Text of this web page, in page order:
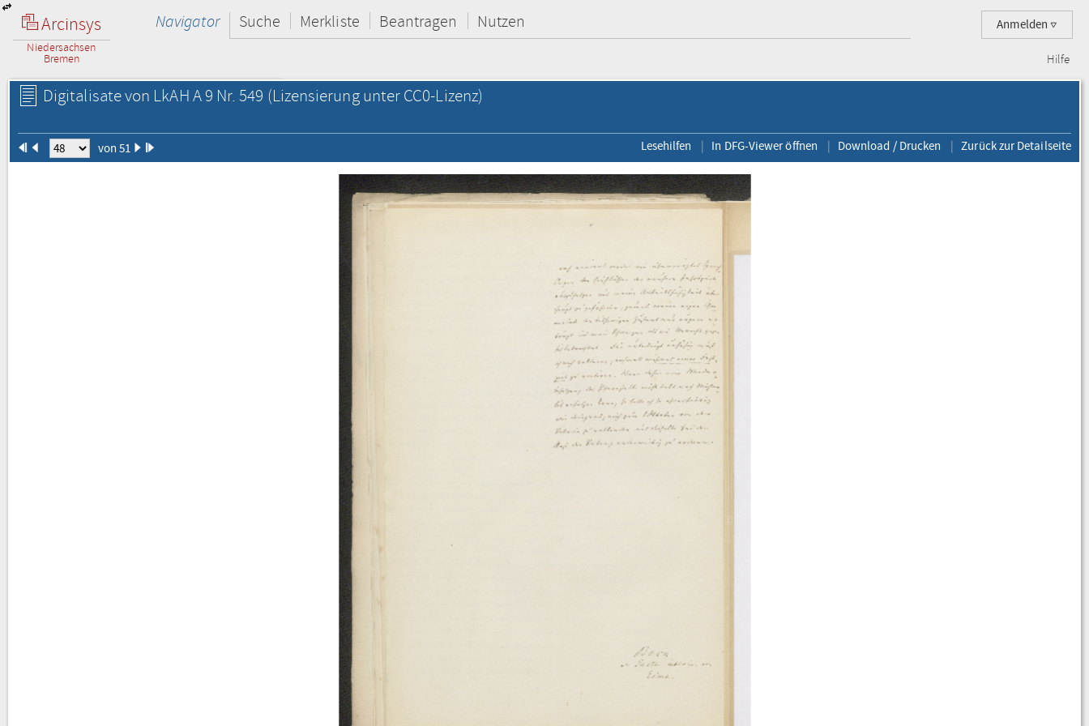
Arcinsys
Niedersachsen
Bremen
Anmelden
Navigator Suche Merkliste Beantragen Nutzen
Hilfe
Digitalisate von LkAH A 9 Nr. 549 (Lizensierung unter CC0-Lizenz)
von 51 Lesehilfen In DFG-Viewer öffnen Download / Drucken Zurück zur Detailseite